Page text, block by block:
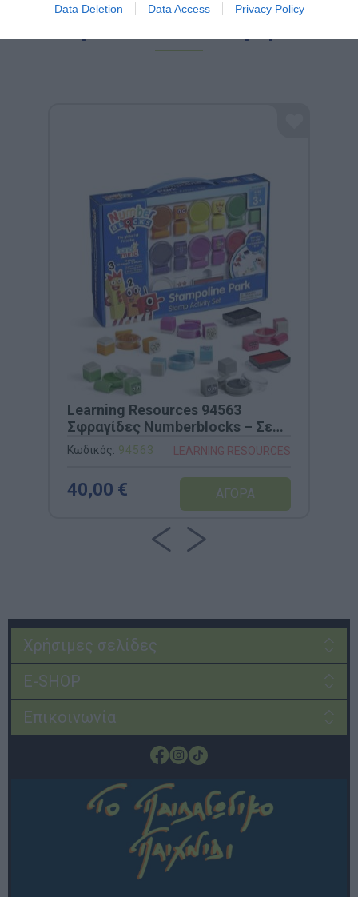
Data Deletion Data Access Privacy Policy
Learning Resources 94563
Σφραγίδες Numberblocks – Σετ
20 Τεμαχίων με 12 Μελάνια
Κωδικός: 94563 LEARNING RESOURCES
40,00 €
Χρήσιμες σελίδες
E-SHOP
Επικοινωνία